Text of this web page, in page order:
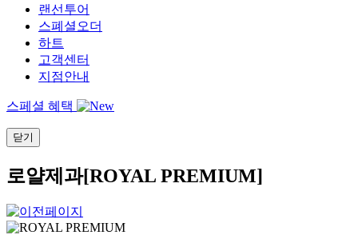
랜선투어
스폐셜오더
하트
고객센터
지점안내
스페셜 혜택
닫기
로얄제과[ROYAL PREMIUM]